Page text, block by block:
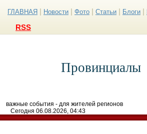
ГЛАВНАЯ Новости Фото Статьи Блоги
RSS
Провинциалы
важные события - для жителей регионов
Сегодня 06.08.2026, 04:43